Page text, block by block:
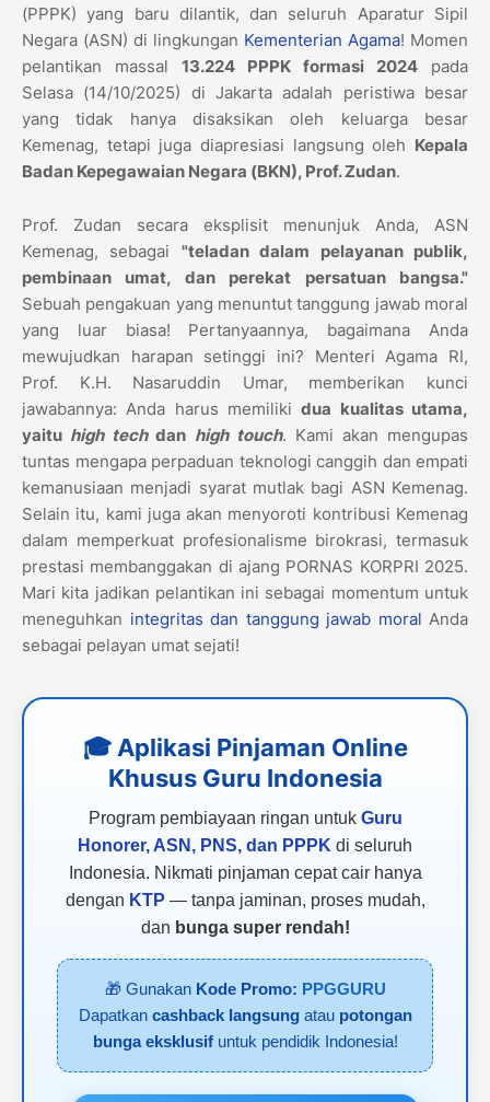
(PPPK) yang baru dilantik, dan seluruh Aparatur Sipil
Negara (ASN) di lingkungan Kementerian Agama! Momen
pelantikan massal 13.224 PPPK formasi 2024 pada
Selasa (14/10/2025) di Jakarta adalah peristiwa besar
yang tidak hanya disaksikan oleh keluarga besar
Kemenag, tetapi juga diapresiasi langsung oleh Kepala
Badan Kepegawaian Negara (BKN), Prof. Zudan.
Prof. Zudan secara eksplisit menunjuk Anda, ASN
Kemenag, sebagai "teladan dalam pelayanan publik,
pembinaan umat, dan perekat persatuan bangsa."
Sebuah pengakuan yang menuntut tanggung jawab moral
yang luar biasa! Pertanyaannya, bagaimana Anda
mewujudkan harapan setinggi ini? Menteri Agama RI,
Prof. K.H. Nasaruddin Umar, memberikan kunci
jawabannya: Anda harus memilikidua kualitas utama,
yaitu high techdan high touch. Kami akan mengupas
tuntas mengapa perpaduan teknologi canggih dan empati
kemanusiaan menjadi syarat mutlak bagi ASN Kemenag.
Selain itu, kami juga akan menyoroti kontribusi Kemenag
dalam memperkuat profesionalisme birokrasi, termasuk
prestasi membanggakan di ajang PORNAS KORPRI 2025.
Mari kita jadikan pelantikan ini sebagai momentum untuk
meneguhkan integritas dan tanggung jawab moral Anda
sebagai pelayan umat sejati!
🎓 Aplikasi Pinjaman Online
Khusus Guru Indonesia
Program pembiayaan ringan untuk Guru
Honorer, ASN, PNS, dan PPPK di seluruh
Indonesia. Nikmati pinjaman cepat cair hanya
dengan KTP — tanpa jaminan, proses mudah,
dan bunga super rendah!
🎁 Gunakan Kode Promo: PPGGURU
Dapatkan cashback langsungatau potongan
bunga eksklusifuntuk pendidik Indonesia!